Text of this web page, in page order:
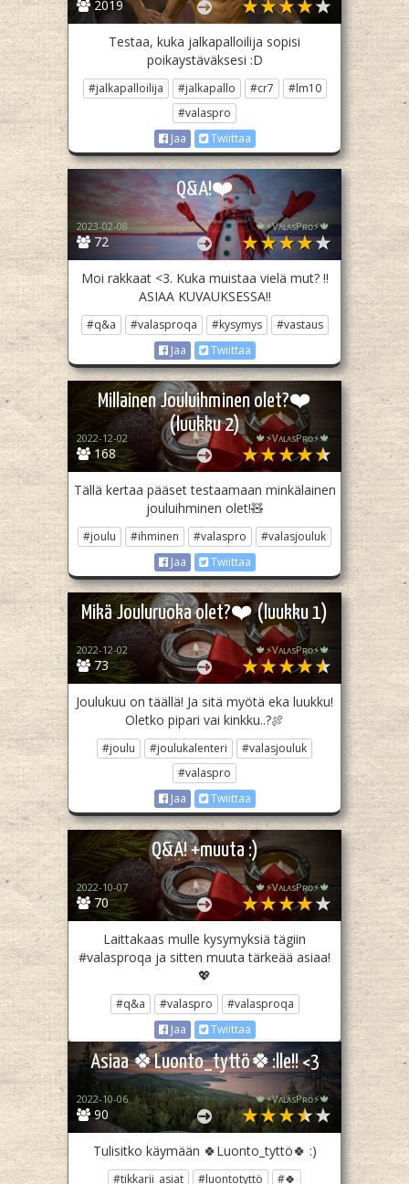
2019
Testaa, kuka jalkapalloilija sopisi
poikaystäväksesi :D
#jalkapalloilija #jalkapallo #cr7
#lm10
#valaspro
Jaa
Twiittaa
Q&A!❤️
72
2023-02-08 🍁⚡️VᴀʟᴀsPʀᴏ⚡️🍁
Moi rakkaat <3. Kuka muistaa vielä mut? ‼️
ASIAA KUVAUKSESSA‼️
#q&a #valasproqa #kysymys
#vastaus
Jaa
Twiittaa
Millainen Jouluihminen olet?❤️
(luukku 2)
168
2022-12-02 🍁⚡️VᴀʟᴀsPʀᴏ⚡️🍁
Tällä kertaa pääset testaamaan minkälainen
jouluihminen olet!🧸
#joulu #ihminen #valaspro
#valasjouluk
Jaa
Twiittaa
Mikä Jouluruoka olet?❤️ (luukku 1)
73
2022-12-02 🍁⚡️VᴀʟᴀsPʀᴏ⚡️🍁
Joulukuu on täällä! Ja sitä myötä eka luukku!
Oletko pipari vai kinkku..?🍖
#joulu #joulukalenteri
#valasjouluk
#valaspro
Jaa
Twiittaa
Q&A! +muuta :)
70
2022-10-07 🍁⚡️VᴀʟᴀsPʀᴏ⚡️🍁
Laittakaas mulle kysymyksiä tägiin
#valasproqa ja sitten muuta tärkeää asiaa!
💖
#q&a #valaspro
#valasproqa
Jaa
Twiittaa
Asiaa 🍀Luonto_tyttö🍀:lle!! <3
90
2022-10-06 🍁⚡️VᴀʟᴀsPʀᴏ⚡️🍁
Tulisitko käymään 🍀Luonto_tyttö🍀 :)
#tikkarii_asiat #luontotyttö
#🍀